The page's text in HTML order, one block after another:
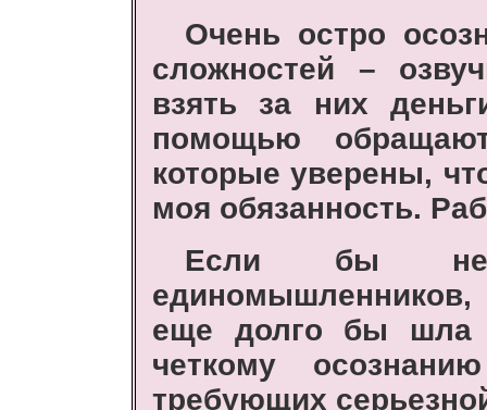
Очень остро
сложностей –
взять за них
помощью
которые уверены,
моя обязанность.
Если бы
еще долго бы шла
четкому
требующих